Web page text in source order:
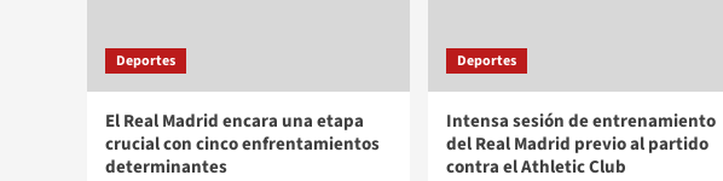
Deportes
El Real Madrid encara una etapa
crucial con cinco enfrentamientos
determinantes
Deportes
Intensa sesión de entrenamiento
del Real Madrid previo al partido
contra el Athletic Club